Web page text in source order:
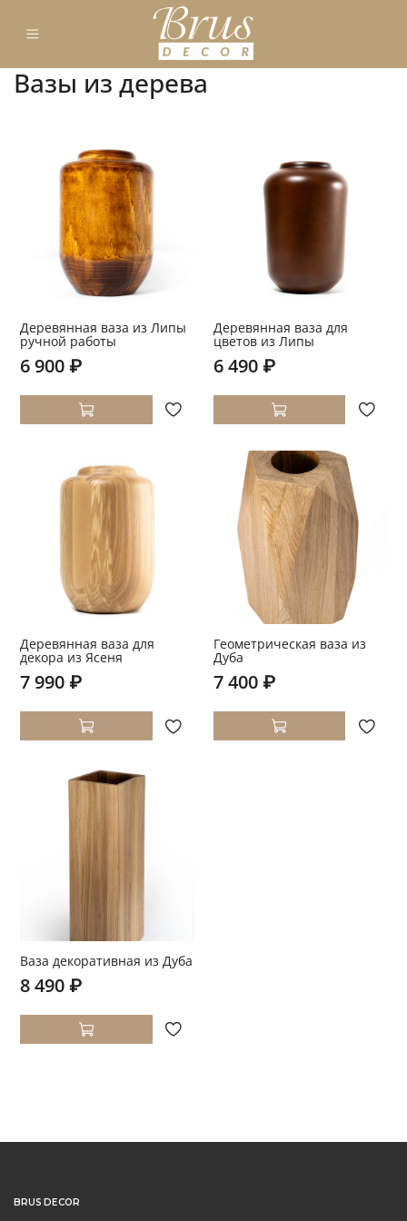
Вазы из дерева
Деревянная ваза из Липы
ручной работы
6 900 ₽
Деревянная ваза для
цветов из Липы
6 490 ₽
Деревянная ваза для
декора из Ясеня
7 990 ₽
Геометрическая ваза из
Дуба
7 400 ₽
Ваза декоративная из Дуба
8 490 ₽
BRUS DECOR